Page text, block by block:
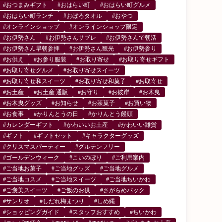
#おつまみギフト
#おはらい町
#おはらい町グルメ
#おはらい町ランチ
#おぼろタオル
#おやつ
#オンラインショップ
#オンラインショップ限定
#お伊勢さん
#お伊勢さんサブレ
#お伊勢さんで朝活
#お伊勢さん早朝参拝
#お伊勢さん観光
#お伊勢参り
#お供え
#お参り服装 #お取り寄せ
#お取り寄せギフト
#お取り寄せグルメ
#お取り寄せスイーツ
#お取り寄せ和スイーツ
#お取り寄せ和菓子
#お取寄せ
#お土産
#お土産 通販 #お守り #お彼岸
#お木曳
#お木曳グッズ
#お知らせ #お茶菓子
#お買い物
#お食事
#かりんとうの日
#かりんとう饅頭
#カレンダーギフト
#かわいいお土産
#かわいい雑貨
#ギフト
#ギフトセット
#キャラクターグッズ
#クリスマスパーティー
#グルテンフリー
#ゴールデンウィーク
#こいのぼり
#ご利用案内
#ご当地お菓子
#ご当地グッズ
#ご当地グルメ
#ご当地コスメ
#ご当地スイーツ
#ご当地ちいかわ
#ご褒美スイーツ
#ご飯のお供
#さがらめパック
#サンリオ
#しだれ梅まつり
#しめ縄
#ショッピングガイド
#スタッフおすすめ
#ちいかわ